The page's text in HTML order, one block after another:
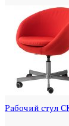
Рабочий стул